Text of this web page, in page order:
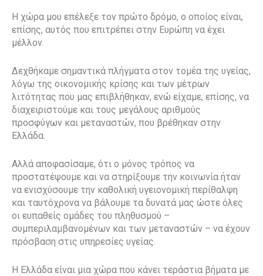
Η χώρα μου επέλεξε τον πρώτο δρόμο, ο οποίος είναι,
επίσης, αυτός που επιτρέπει στην Ευρώπη να έχει
μέλλον.
Δεχθήκαμε σημαντικά πλήγματα στον τομέα της υγείας,
λόγω της οικονομικής κρίσης και των μέτρων
λιτότητας που μας επιβλήθηκαν, ενώ είχαμε, επίσης, να
διαχειριστούμε και τους μεγάλους αριθμούς
προσφύγων και μεταναστών, που βρέθηκαν στην
Ελλάδα.
Αλλά αποφασίσαμε, ότι ο μόνος τρόπος να
προστατέψουμε και να στηρίξουμε την κοινωνία ήταν
να ενισχύσουμε την καθολική υγειονομική περίθαλψη
και ταυτόχρονα να βάλουμε τα δυνατά μας ώστε όλες
οι ευπαθείς ομάδες του πληθυσμού –
συμπεριλαμβανομένων και των μεταναστών – να έχουν
πρόσβαση στις υπηρεσίες υγείας.
Η Ελλάδα είναι μια χώρα που κάνει τεράστια βήματα με